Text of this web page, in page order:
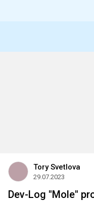
Tory Svetlova
29.07.2023
Dev-Log "Mole"